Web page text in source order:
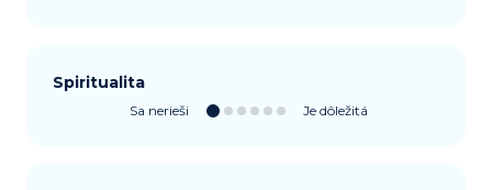
Spiritualita
Sa nerieši Je dôležitá